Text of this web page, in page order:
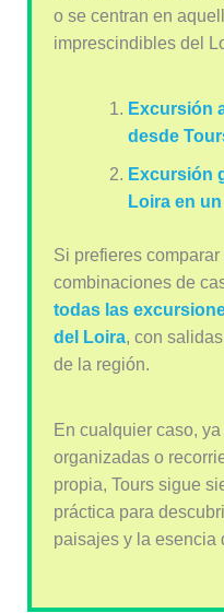
o se centran en
imprescindibles del
Excursión
desde
Excursión
Loira en
Si prefieres
combinaciones de
todas las
del Loira, con
de la región.
En cualquier caso,
organizadas o
propia, Tours sigue
práctica para
paisajes y la esencia